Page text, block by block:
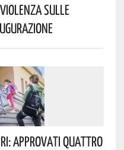
Sulle
Approvati Quattro